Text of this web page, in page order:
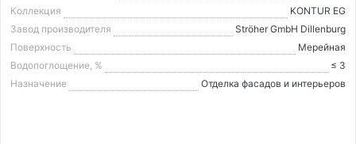
Коллекция
KONTUR EG
Завод производителя
Ströher GmbH Dillenburg
Поверхность
Мерейная
Водопоглощение, %
≤ 3
Назначение
Отделка фасадов и интерьеров